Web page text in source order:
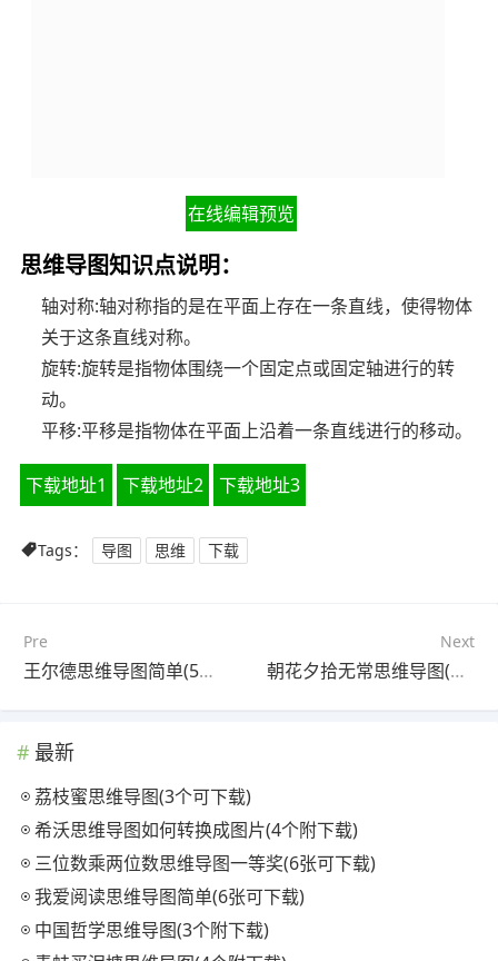
在线编辑预览
思维导图知识点说明：
轴对称:轴对称指的是在平面上存在一条直线，使得物体
关于这条直线对称。
旋转:旋转是指物体围绕一个固定点或固定轴进行的转
动。
平移:平移是指物体在平面上沿着一条直线进行的移动。
下载地址1 下载地址2 下载地址3
Tags： 导图 思维 下载
Pre
王尔德思维导图简单(5张值得收藏)
Next
朝花夕拾无常思维导图(3个值得收藏)
最新
荔枝蜜思维导图(3个可下载)
希沃思维导图如何转换成图片(4个附下载)
三位数乘两位数思维导图一等奖(6张可下载)
我爱阅读思维导图简单(6张可下载)
中国哲学思维导图(3个附下载)